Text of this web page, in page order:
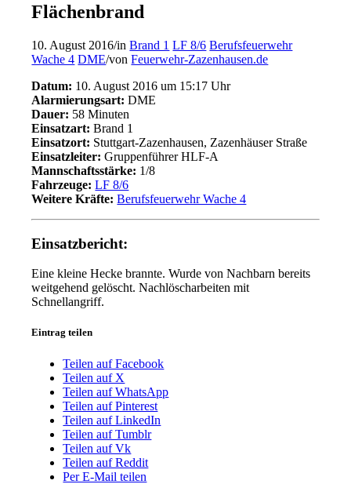
Flächenbrand
10. August 2016/inBrand 1 LF 8/6 Berufsfeuerwehr
Wache 4 DME/vonFeuerwehr-Zazenhausen.de
Datum: 10. August 2016 um 15:17 Uhr
Alarmierungsart: DME
Dauer: 58 Minuten
Einsatzart: Brand 1
Einsatzort: Stuttgart-Zazenhausen, Zazenhäuser Straße
Einsatzleiter: Gruppenführer HLF-A
Mannschaftsstärke: 1/8
Fahrzeuge: LF 8/6
Weitere Kräfte: Berufsfeuerwehr Wache 4
Einsatzbericht:
Eine kleine Hecke brannte. Wurde von Nachbarn bereits
weitgehend gelöscht. Nachlöscharbeiten mit
Schnellangriff.
Eintrag teilen
Teilen auf Facebook
Teilen auf X
Teilen auf WhatsApp
Teilen auf Pinterest
Teilen auf LinkedIn
Teilen auf Tumblr
Teilen auf Vk
Teilen auf Reddit
Per E-Mail teilen